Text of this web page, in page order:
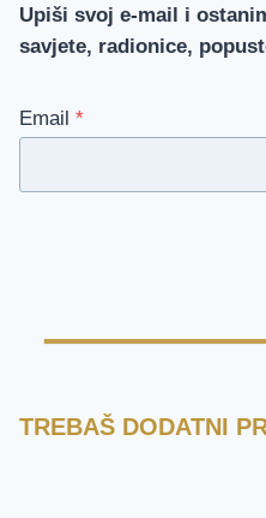
Upiši svoj e-mail i
savjete, radionice,
Email *
TREBAŠ DODATNI